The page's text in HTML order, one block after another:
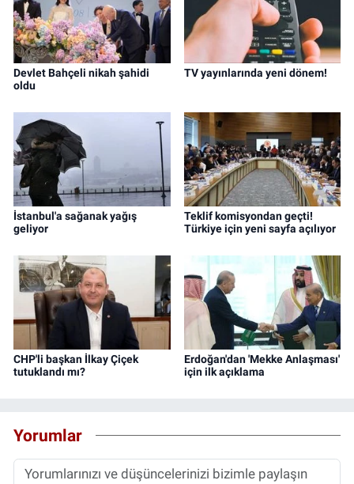
Devlet Bahçeli nikah şahidi
oldu
TV yayınlarında yeni dönem!
İstanbul'a sağanak yağış
geliyor
Teklif komisyondan geçti!
Türkiye için yeni sayfa açılıyor
CHP'li başkan İlkay Çiçek
tutuklandı mı?
Erdoğan'dan 'Mekke Anlaşması'
için ilk açıklama
Yorumlar